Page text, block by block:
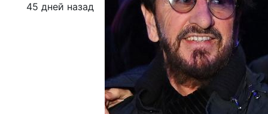
45 дней назад